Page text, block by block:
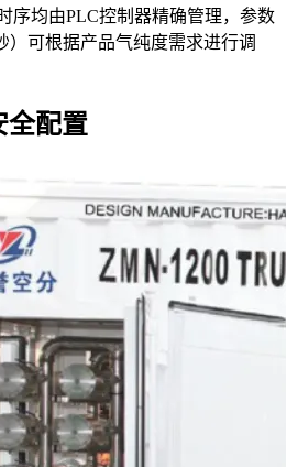
序均由PLC控制器精确管理，参数
）可根据产品气纯度需求进行调
全配置